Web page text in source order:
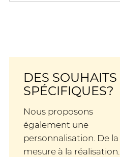
DES SOUHAITS
SPÉCIFIQUES?
Nous proposons
également une
personnalisation. De la
mesure à la réalisation.